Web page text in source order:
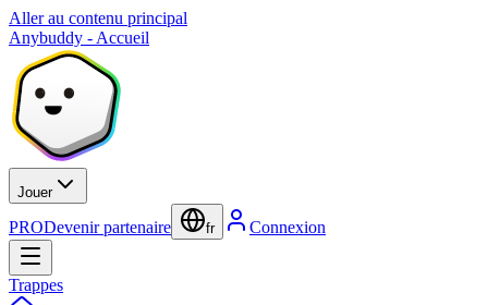
Aller au contenu principal
Anybuddy - Accueil
Jouer
PRODevenir partenaire fr Connexion
Trappes